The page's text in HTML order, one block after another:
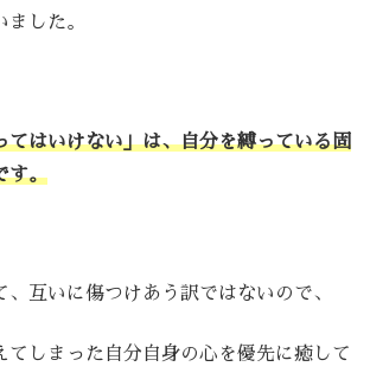
した。
てはいけない」は、自分を縛っている固
す。
、互いに傷つけあう訳ではないので、
てしまった自分自身の心を優先に癒して